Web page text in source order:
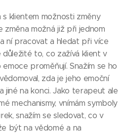
s klientem možnosti změny
změna možná již při jednom
ní pracovat a hledat při více
to, co zažívá klient v
proměňují. Snažím se ho
zda je jeho emoční
jiné na konci. Jako terapeut ale
mechanismy, vnímám symboly
snažím se sledovat, co v
být na vědomé a na